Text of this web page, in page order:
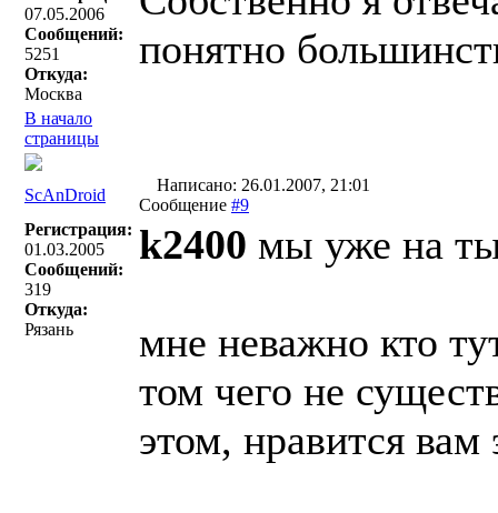
07.05.2006
Сообщений:
5251
Откуда:
Москва
понятно
В начало
страницы
ScAnDroid
Написано: 26.01.2007, 21:01
Сообщение #9
Регистрация:
01.03.2005
Сообщений:
319
Откуда:
Рязань
k2400 мы уже на
мне неважно кто
том чего не
этом, нравится вам